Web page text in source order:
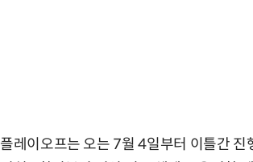
플레이오프는 오는 7월 4일부터 이틀간